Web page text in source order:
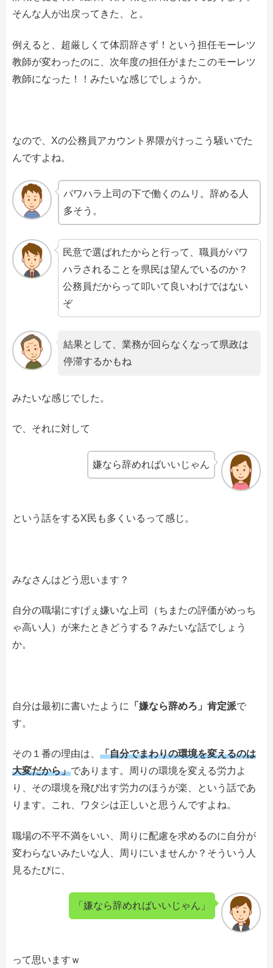
そんな人が出戻ってきた、と。
例えると、超厳しくて体罰辞さず！という担任モーレツ
教師が変わったのに、次年度の担任がまたこのモーレツ
教師になった！！みたいな感じでしょうか。
なので、Xの公務員アカウント界隈がけっこう騒いでた
んですよね。
パワハラ上司の下で働くのムリ。辞める人
多そう。
民意で選ばれたからと行って、職員がパワ
ハラされることを県民は望んでいるのか？
公務員だからって叩いて良いわけではない
ぞ
結果として、業務が回らなくなって県政は
停滞するかもね
みたいな感じでした。
で、それに対して
嫌なら辞めればいいじゃん
という話をするX民も多くいるって感じ。
みなさんはどう思います？
自分の職場にすげぇ嫌いな上司（ちまたの評価がめっち
ゃ高い人）が来たときどうする？みたいな話でしょう
か。
自分は最初に書いたように 「嫌なら辞めろ」肯定派で
す。
その１番の理由は、 「自分でまわりの環境を変えるのは
大変だから」であります。周りの環境を変える労力よ
り、その環境を飛び出す労力のほうが楽、という話であ
ります。これ、ワタシは正しいと思うんですよね。
職場の不平不満をいい、周りに配慮を求めるのに自分が
変わらないみたいな人、周りにいませんか？そういう人
見るたびに、
「嫌なら辞めればいいじゃん」
って思いますｗ